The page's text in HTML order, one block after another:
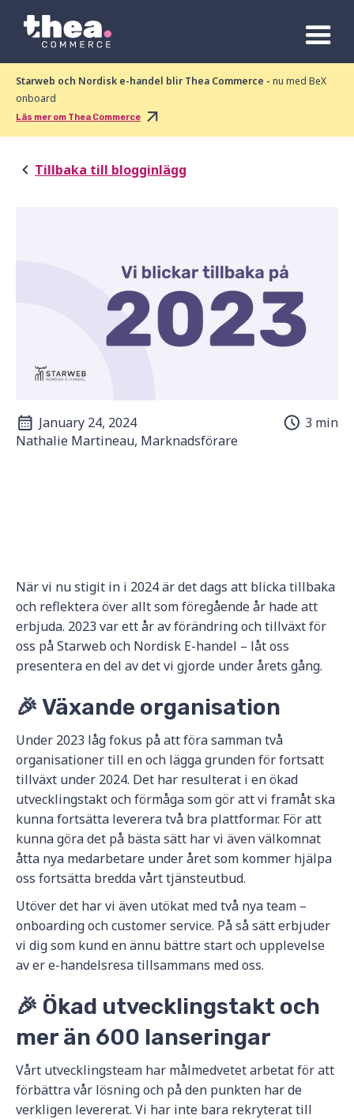
Starweb och Nordisk e-handel blir Thea Commerce - nu med BeX
onboard
Läs mer om Thea Commerce
Tillbaka till blogginlägg
January 24, 2024
3 min
Nathalie Martineau, Marknadsförare
När vi nu stigit in i 2024 är det dags att blicka tillbaka
och reflektera över allt som föregående år hade att
erbjuda. 2023 var ett år av förändring och tillväxt för
oss på Starweb och Nordisk E-handel – låt oss
presentera en del av det vi gjorde under årets gång.
🎉 Växande organisation
Under 2023 låg fokus på att föra samman två
organisationer till en och lägga grunden för fortsatt
tillväxt under 2024. Det har resulterat i en ökad
utvecklingstakt och förmåga som gör att vi framåt ska
kunna fortsätta leverera två bra plattformar. För att
kunna göra det på bästa sätt har vi även välkomnat
åtta nya medarbetare under året som kommer hjälpa
oss fortsätta bredda vårt tjänsteutbud.
Utöver det har vi även utökat med två nya team –
onboarding och customer service. På så sätt erbjuder
vi dig som kund en ännu bättre start och upplevelse
av er e-handelsresa tillsammans med oss.
🎉 Ökad utvecklingstakt och
mer än 600 lanseringar
Vårt utvecklingsteam har målmedvetet arbetat för att
förbättra vår lösning och på den punkten har de
verkligen levererat. Vi har inte bara rekryterat till